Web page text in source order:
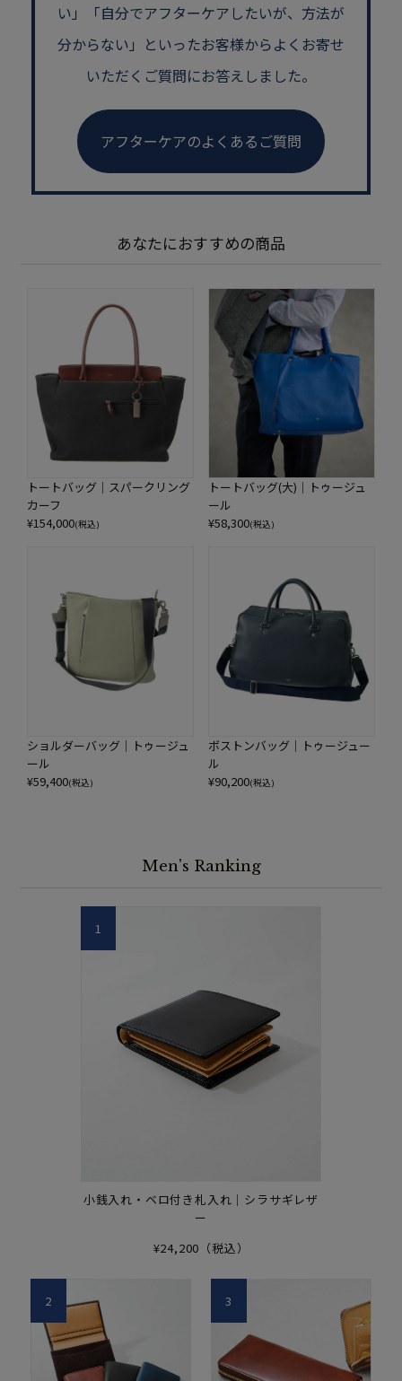
い」
「自分でアフターケアしたいが、方法が
分からない」といったお客様からよくお寄せ
いただくご質問にお答えしました。
アフターケアのよくあるご質問
あなたにおすすめの商品
トートバッグ｜スパークリング
カーフ
¥154,000(税込)
トートバッグ(大)｜トゥージュ
ール
¥58,300(税込)
ショルダーバッグ｜トゥージュ
ール
¥59,400(税込)
ボストンバッグ｜トゥージュー
ル
¥90,200(税込)
Men's Ranking
小銭入れ・ベロ付き札入れ｜シラサギレザ
ー
¥24,200（税込）
1
2 3